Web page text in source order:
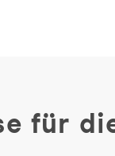
für